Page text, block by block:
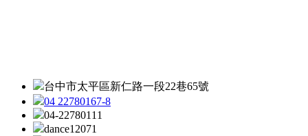
台中市太平區新仁路一段22巷65號
04 22780167-8
04-22780111
dance12071